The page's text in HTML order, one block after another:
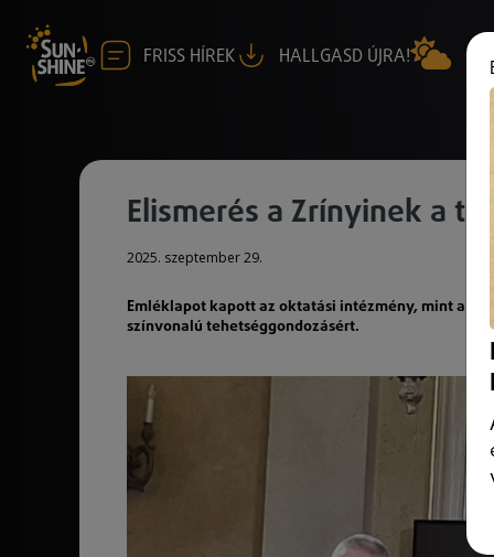
FRISS HÍREK HALLGASD ÚJRA!
Elismerés a Zrínyinek a
2025. szeptember 29.
Emléklapot kapott az oktatási intézmény, mint a
színvonalú tehetséggondozásért.